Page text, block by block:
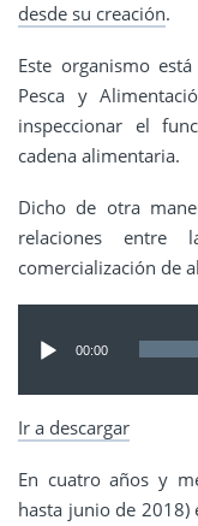
desde su creación.
Este organismo
Pesca y
inspeccionar el
cadena alimentaria.
Dicho de otra
relaciones
comercialización de
00:00
Ir a descargar
En cuatro años y
hasta junio de 2018)